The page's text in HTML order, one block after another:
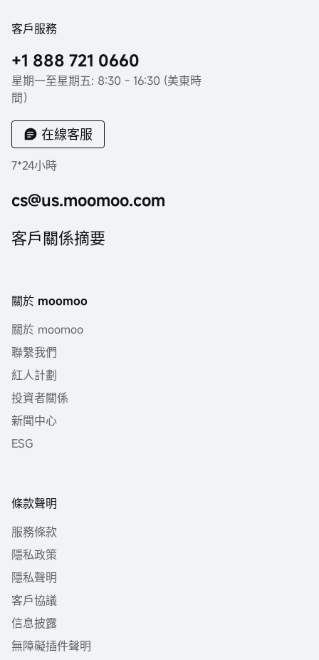
客戶服務
+1 888 721 0660
星期一至星期五: 8:30 - 16:30 (美東時
間）
在線客服
7*24小時
cs@us.moomoo.com
客戶關係摘要
關於 moomoo
關於 moomoo
聯繫我們
紅人計劃
投資者關係
新聞中心
ESG
條款聲明
服務條款
隱私政策
隱私聲明
客戶協議
信息披露
無障礙插件聲明